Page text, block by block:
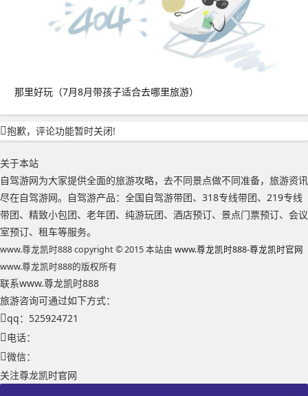
那里好玩（7月8月带孩子适合去哪里旅游）
抱歉，评论功能暂时关闭!
关于本站
自驾游网为大家提供全面的旅游攻略，去不同景点做不同准备，旅游资讯
尽在自驾游网。自驾游产品：全国自驾游带团、318专线带团、219专线
带团、精致小包团、老年团、纯游玩团、酒店预订、景点门票预订、会议
室预订、租车等服务。
www.尊龙凯时888 copyright © 2015 本站由 www.尊龙凯时888-尊龙凯时官网
www.尊龙凯时888的版权所有
联系www.尊龙凯时888
旅游咨询可通过如下方式：
qq：525924721
电话：
微信：
关注尊龙凯时官网